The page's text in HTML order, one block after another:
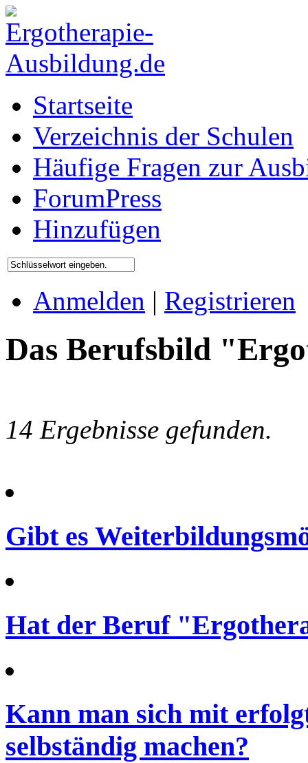
Startseite
Verzeichnis der Schulen
Häufige Fragen zur
ForumPress
Hinzufügen
Anmelden | Registrieren
Das Berufsbild
14 Ergebnisse gefunden.
Gibt es
Hat der Beruf
Kann man sich mit
selbständig machen?